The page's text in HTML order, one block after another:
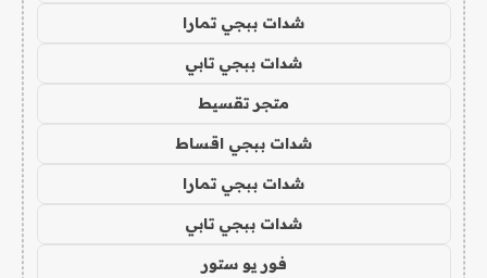
شدات ببجي تمارا
شدات ببجي تابي
متجر تقسيط
شدات ببجي اقساط
شدات ببجي تمارا
شدات ببجي تابي
فور يو ستور